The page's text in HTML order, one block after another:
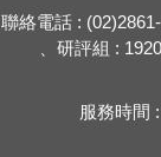
聯絡電話 :
、研評組 :
服務時間